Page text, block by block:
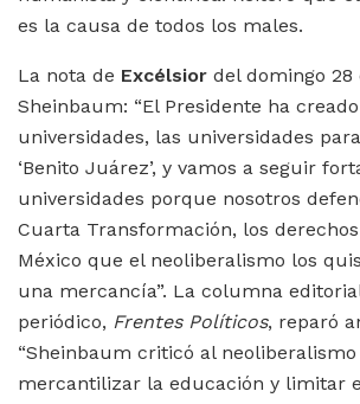
es la causa de todos los males.
La nota de Excélsior del domingo 28
Sheinbaum: “El Presidente ha
universidades, las universidades
‘Benito Juárez’, y vamos a seguir
universidades porque nosotros
Cuarta Transformación, los
México que el neoliberalismo los
una mercancía”. La columna
periódico, Frentes Políticos, reparó
“Sheinbaum criticó al
mercantilizar la educación y limitar